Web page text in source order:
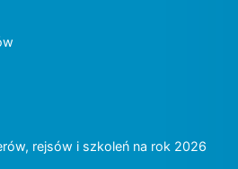
rejsów i szkoleń na rok 2026